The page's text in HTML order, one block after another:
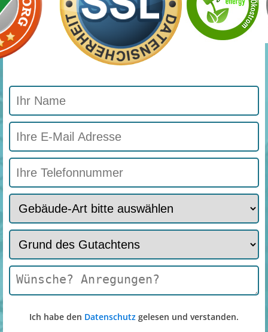
Ich habe den Datenschutz gelesen und verstanden.